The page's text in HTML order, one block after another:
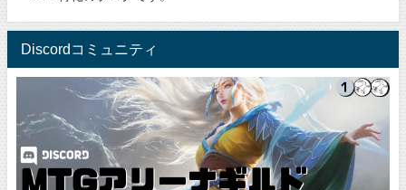
Discordコミュニティ